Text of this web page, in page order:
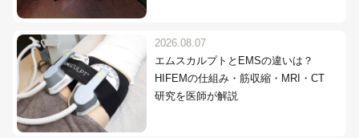
2026.08.07
エムスカルプトとEMSの違いは？
HIFEMの仕組み・筋収縮・MRI・CT
研究を医師が解説